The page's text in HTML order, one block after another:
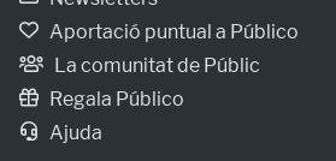
Aportació puntual a Público
La comunitat de Públic
Regala Público
Ajuda